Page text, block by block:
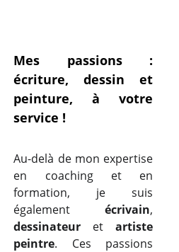
Mes passions :
écriture, dessin et
peinture, à votre
service !
Au-delà de mon expertise
en coaching et en
formation, je suis
également écrivain,
dessinateur et artiste
peintre. Ces passions